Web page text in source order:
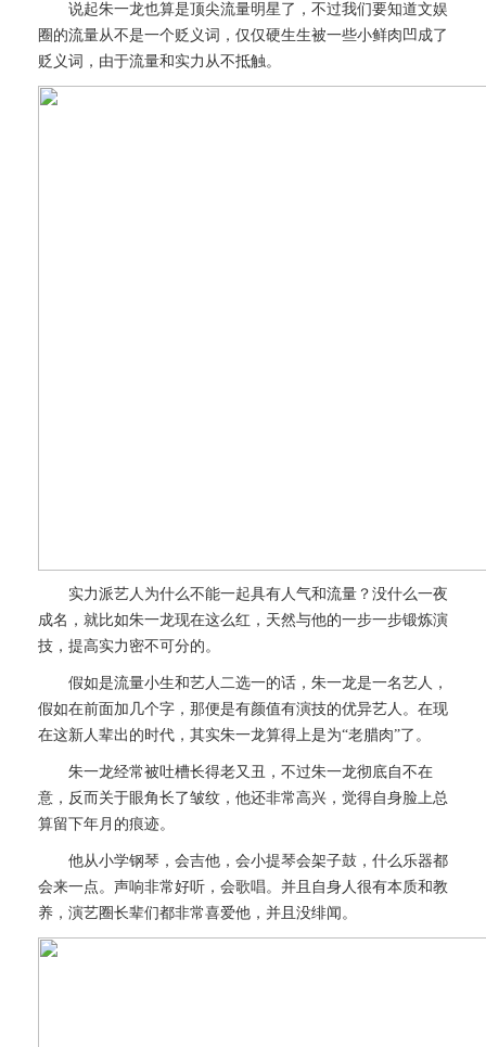
说起朱一龙也算是顶尖流量明星了，不过我们要知道文娱
圈的流量从不是一个贬义词，仅仅硬生生被一些小鲜肉凹成了
贬义词，由于流量和实力从不抵触。
实力派艺人为什么不能一起具有人气和流量？没什么一夜
成名，就比如朱一龙现在这么红，天然与他的一步一步锻炼演
技，提高实力密不可分的。
假如是流量小生和艺人二选一的话，朱一龙是一名艺人，
假如在前面加几个字，那便是有颜值有演技的优异艺人。在现
在这新人辈出的时代，其实朱一龙算得上是为“老腊肉”了。
朱一龙经常被吐槽长得老又丑，不过朱一龙彻底自不在
意，反而关于眼角长了皱纹，他还非常高兴，觉得自身脸上总
算留下年月的痕迹。
他从小学钢琴，会吉他，会小提琴会架子鼓，什么乐器都
会来一点。声响非常好听，会歌唱。并且自身人很有本质和教
养，演艺圈长辈们都非常喜爱他，并且没绯闻。